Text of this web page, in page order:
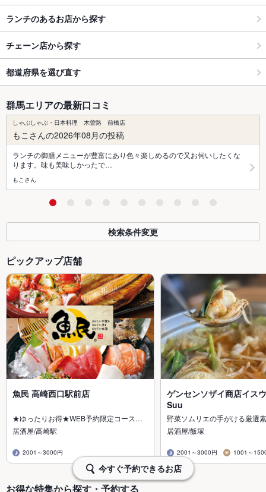
ランチのあるお店から探す
チェーン店から探す
都道府県を選び直す
群馬エリアの最新口コミ
しゃぶしゃぶ・日本料理 木曽路 前橋店
もこさんの2026年08月の投稿
ランチの御膳メニューが豊富にあり色々楽しめるので又お伺いしたくな
ります。味も美味しかったで…
もこさん
検索条件変更
ピックアップ店舗
魚民 高崎西口駅前店
★ゆったりお得★WEB予約限定コース…
居酒屋/高崎駅
2001～3000円
ゲンセンソザイ商店イス
Suu
野菜ソムリエの手がける厳選
居酒屋/飯塚
2001～3000円 1001～
お得な特集から探す・予約する
今すぐ予約できるお店